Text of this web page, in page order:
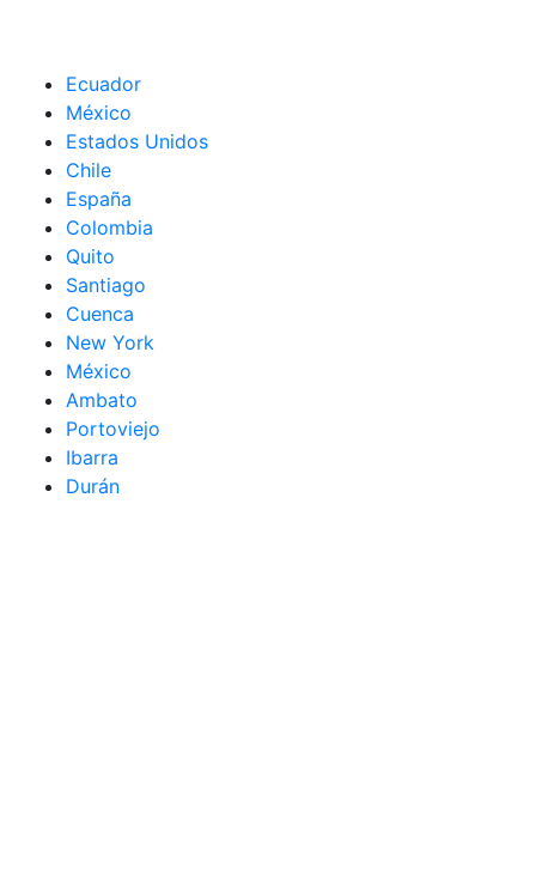
Ecuador
México
Estados Unidos
Chile
España
Colombia
Quito
Santiago
Cuenca
New York
México
Ambato
Portoviejo
Ibarra
Durán